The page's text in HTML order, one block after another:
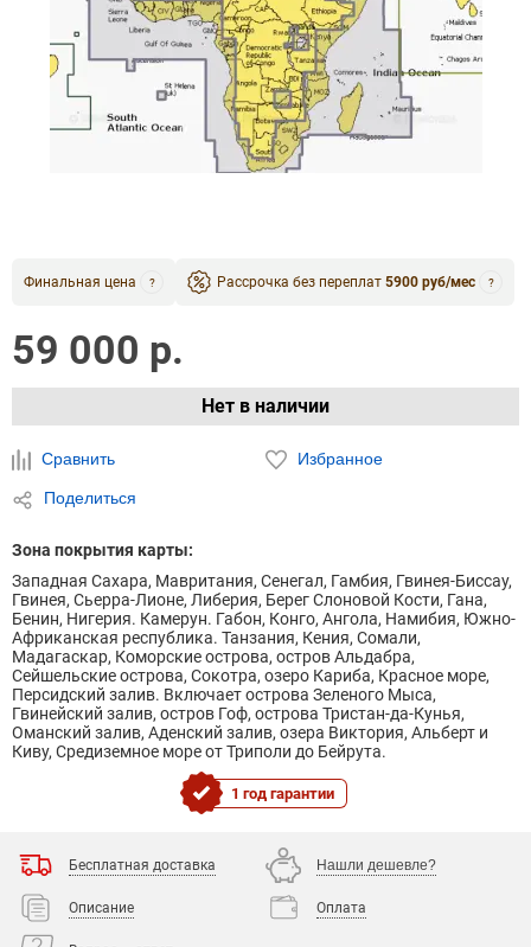
Финальная цена ? Рассрочка без переплат 5900 руб/мес ?
59 000 р.
Нет в наличии
Сравнить Избранное
Поделиться
Зона покрытия карты:
Западная Сахара, Мавритания, Сенегал, Гамбия, Гвинея-Биссау,
Гвинея, Сьерра-Лионе, Либерия, Берег Слоновой Кости, Гана,
Бенин, Нигерия. Камерун. Габон, Конго, Ангола, Намибия, Южно-
Африканская республика. Танзания, Кения, Сомали,
Мадагаскар, Коморские острова, остров Альдабра,
Сейшельские острова, Сокотра, озеро Кариба, Красное море,
Персидский залив. Включает острова Зеленого Мыса,
Гвинейский залив, остров Гоф, острова Тристан-да-Кунья,
Оманский залив, Аденский залив, озера Виктория, Альберт и
Киву, Средиземное море от Триполи до Бейрута.
1 год гарантии
Бесплатная доставка Нашли дешевле?
Описание Оплата